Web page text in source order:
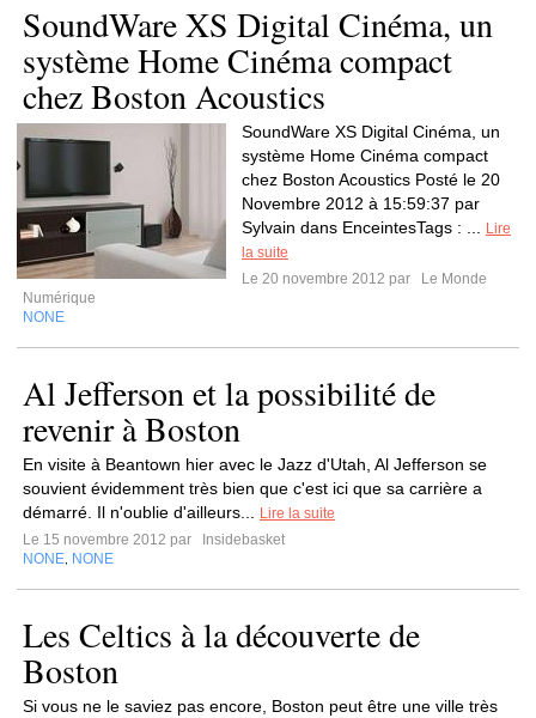
SoundWare XS Digital Cinéma, un
système Home Cinéma compact
chez Boston Acoustics
SoundWare XS Digital Cinéma, un
système Home Cinéma compact
chez Boston Acoustics Posté le 20
Novembre 2012 à 15:59:37 par
Sylvain dans EnceintesTags : ...
Lire
la suite
Le 20 novembre 2012 par
Le Monde
Numérique
NONE
Al Jefferson et la possibilité de
revenir à Boston
En visite à Beantown hier avec le Jazz d'Utah, Al Jefferson se
souvient évidemment très bien que c'est ici que sa carrière a
démarré. Il n'oublie d'ailleurs...
Lire la suite
Le 15 novembre 2012 par
Insidebasket
NONE NONE
Les Celtics à la découverte de
Boston
Si vous ne le saviez pas encore, Boston peut être une ville très